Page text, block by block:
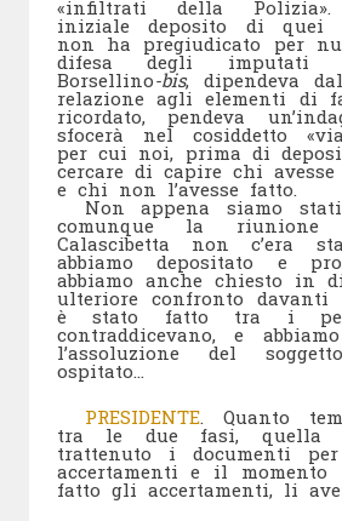
«infiltrati della
iniziale deposito di quei
non ha pregiudicato per
difesa degli imputati
Borsellino-bis, dipendeva
relazione agli elementi di
ricordato, pendeva
sfocerà nel cosiddetto «via
per cui noi, prima di
cercare di capire chi
e chi non l’avesse fatto.
Non appena siamo
comunque la
Calascibetta non c’era
abbiamo depositato e
abbiamo anche chiesto in
ulteriore confronto davanti
è stato fatto tra i
contraddicevano, e
l’assoluzione del
ospitato…
PRESIDENTE. Quanto
tra le due fasi, quella
trattenuto i documenti
accertamenti e il momento
fatto gli accertamenti, li